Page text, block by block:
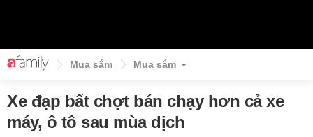
Mua sắm Mua sắm
Xe đạp bất chợt bán chạy hơn cả xe
máy, ô tô sau mùa dịch